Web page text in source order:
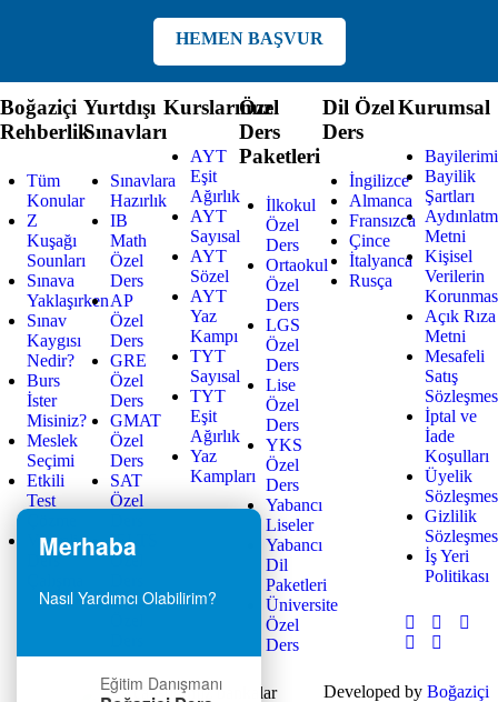
HEMEN BAŞVUR
Boğaziçi
Rehberlik
Tüm
Konular
Z
Kuşağı
Sounları
Sınava
Yaklaşırken
Sınav
Kaygısı
Nedir?
Burs
İster
Misiniz?
Meslek
Seçimi
Etkili
Test
Verimli
Ders
Yurtdışı
Sınavları
Sınavlara
Hazırlık
IB
Math
Özel
Ders
AP
Özel
Ders
GRE
Özel
Ders
GMAT
Özel
Ders
SAT
Özel
IELTS
Özel
TOEFL
Kurslarımız
AYT
Eşit
Ağırlık
AYT
Sayısal
AYT
Sözel
AYT
Yaz
Kampı
TYT
Sayısal
TYT
Eşit
Ağırlık
Yaz
Kampları
Özel
Ders
Paketleri
İlkokul
Özel
Ders
Ortaokul
Özel
Ders
LGS
Özel
Ders
Lise
Özel
Ders
YKS
Özel
Ders
Yabancı
Liseler
Yabancı
Dil
Paketleri
Üniversite
Özel
Ders
Dil Özel
Ders
İngilizce
Almanca
Fransızca
Çince
İtalyanca
Rusça
Kurumsal
Bayilik
Şartları
Metni
Kişisel
Verilerin
Açık Rıza
Metni
Mesafeli
Satış
İptal ve
İade
Koşulları
Üyelik
Gizlilik
İş Yeri
Politikası
Developed by Boğaziçi
Merhaba
Nasıl Yardımcı Olabilirim?
Eğitim Danışmanı